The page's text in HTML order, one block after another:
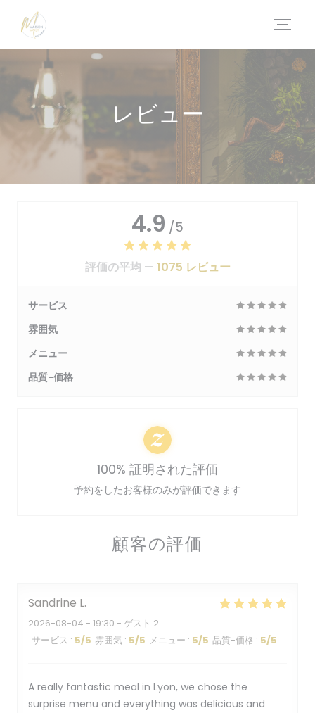
クッキー利用の管理について
レビュー
顧客の評価
Sandrine L
2026-08-04 - 19:30 - ゲスト 2
サービス : 5/5 雰囲気 : 5/5 メニュー : 5/5 品質-価格 : 5/5
A really fantastic meal in Lyon, we chose the
surprise menu and everything was delicious and
4.9 /5
評価の平均 — 1075 レビュー
サービス
雰囲気
メニュー
品質-価格
100% 証明された評価
予約をしたお客様のみが評価できます